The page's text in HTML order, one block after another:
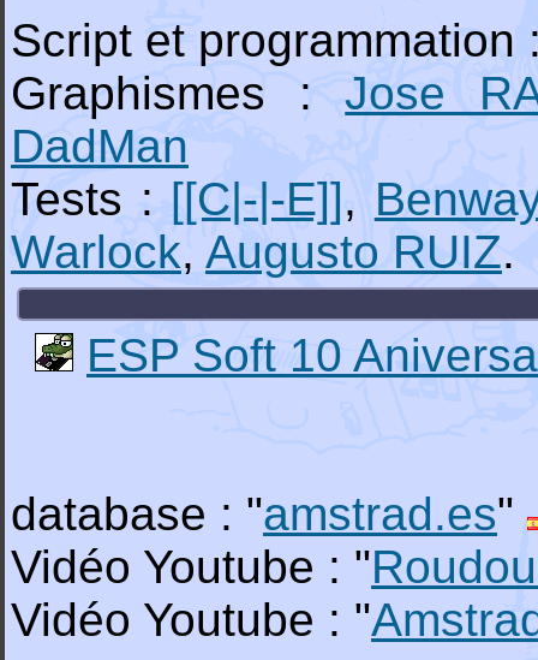
Script et programmation
Graphismes :Jose
DadMan
Tests : [[C|-|-E]], Benway
Warlock, Augusto RUIZ.
ESP Soft 10
database : "amstrad.es"
Vidéo Youtube : "
Vidéo Youtube : "